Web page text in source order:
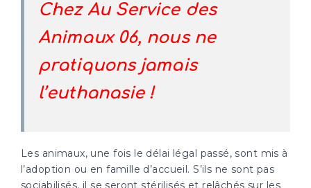
Chez Au Service des
Animaux 06, nous ne
pratiquons jamais
l’euthanasie !
Les animaux, une fois le délai légal passé, sont mis à
l’adoption ou en famille d’accueil. S’ils ne sont pas
sociabilisés, il se seront stérilisés et relâchés sur les